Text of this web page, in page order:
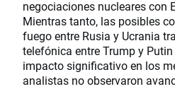
negociaciones nucleares con
Mientras tanto, las posibles
fuego entre Rusia y Ucrania
telefónica entre Trump y
impacto significativo en los
analistas no observaron